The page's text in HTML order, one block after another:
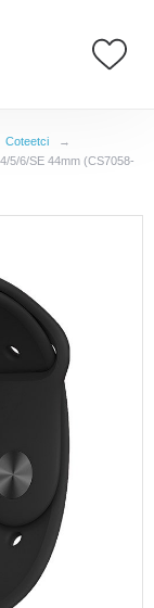
Coteetci
→
5/6/SE 44mm (CS7058-